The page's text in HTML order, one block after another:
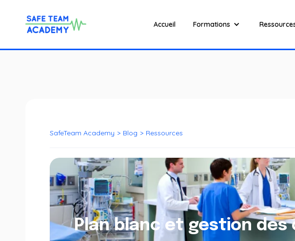
Accueil Formations
SafeTeam Academy > Blog > Ressources
Plan blanc et gestion des